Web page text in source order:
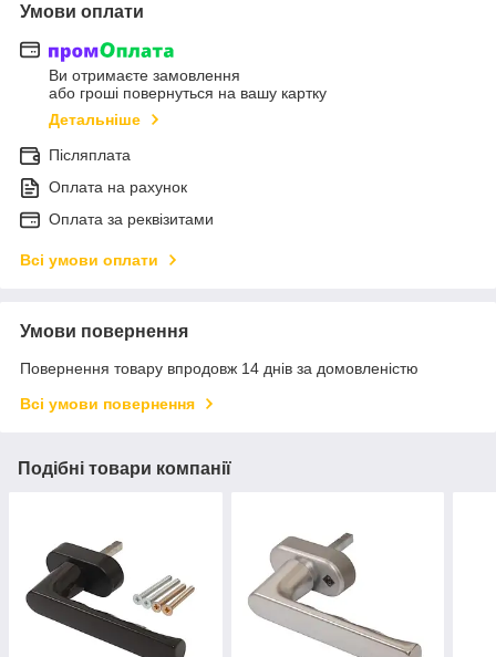
Умови оплати
Ви отримаєте замовлення
або гроші повернуться на вашу картку
Детальніше
Післяплата
Оплата на рахунок
Оплата за реквізитами
Всі умови оплати
Умови повернення
Повернення товару впродовж 14 днів за домовленістю
Всі умови повернення
Подібні товари компанії